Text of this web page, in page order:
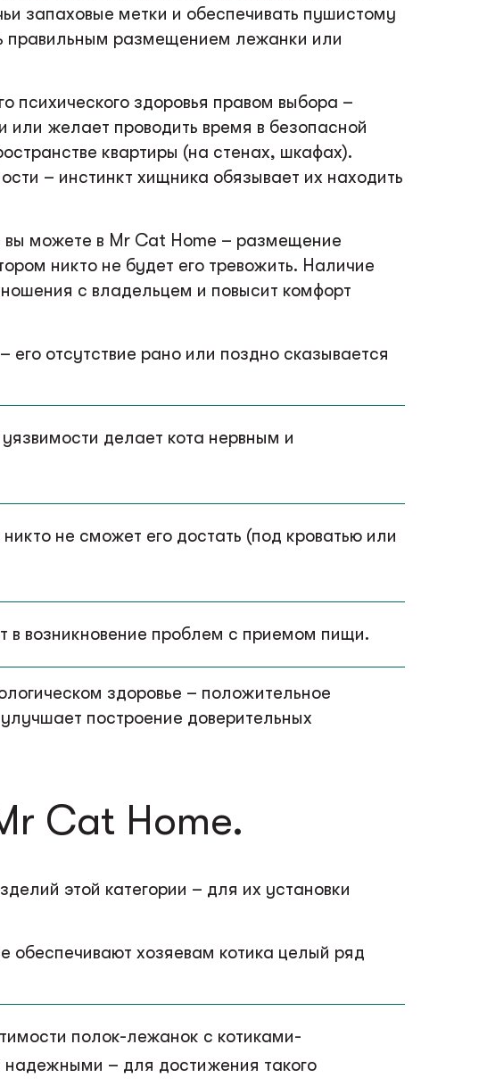
запаховые метки и обеспечивать пушистому
правильным размещением лежанки или
психического здоровья правом выбора –
желает проводить время в безопасной
квартиры (на стенах, шкафах).
– инстинкт хищника обязывает их находить
вы можете в Mr Cat Home – размещение
никто не будет его тревожить. Наличие
с владельцем и повысит комфорт
отсутствие рано или поздно сказывается
делает кота нервным и
не сможет его достать (под кроватью или
в возникновение проблем с приемом пищи.
здоровье – положительное
построение доверительных
Cat Home.
этой категории – для их установки
обеспечивают хозяевам котика целый ряд
полок-лежанок с котиками-
– для достижения такого